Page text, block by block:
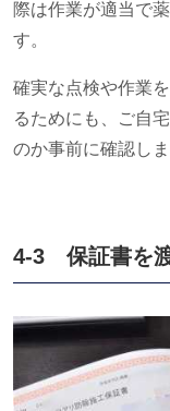
際は作業が適当で
す。
確実な点検や作業
るためにも、ご自
のか事前に確認しま
4-3 保証書を